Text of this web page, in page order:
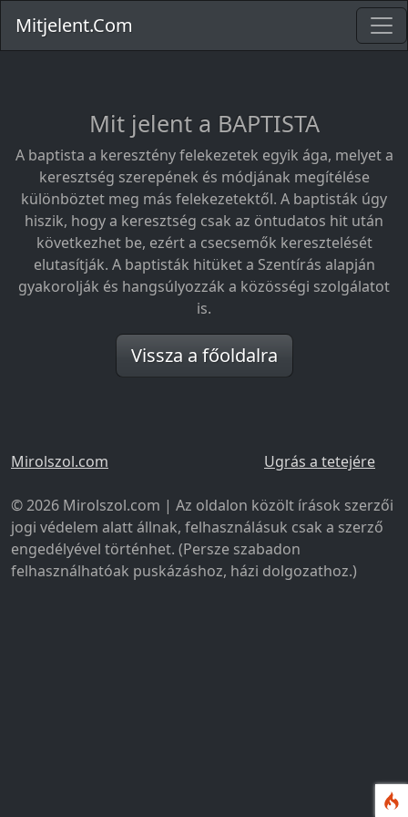
Mitjelent.Com
Mit jelent a BAPTISTA
A baptista a keresztény felekezetek egyik ága, melyet a
keresztség szerepének és módjának megítélése
különböztet meg más felekezetektől. A baptisták úgy
hiszik, hogy a keresztség csak az öntudatos hit után
következhet be, ezért a csecsemők keresztelését
elutasítják. A baptisták hitüket a Szentírás alapján
gyakorolják és hangsúlyozzák a közösségi szolgálatot
is.
Vissza a főoldalra
Ugrás a tetejére
Mirolszol.com
© 2026 Mirolszol.com | Az oldalon közölt írások szerzői
jogi védelem alatt állnak, felhasználásuk csak a szerző
engedélyével történhet. (Persze szabadon
felhasználhatóak puskázáshoz, házi dolgozathoz.)